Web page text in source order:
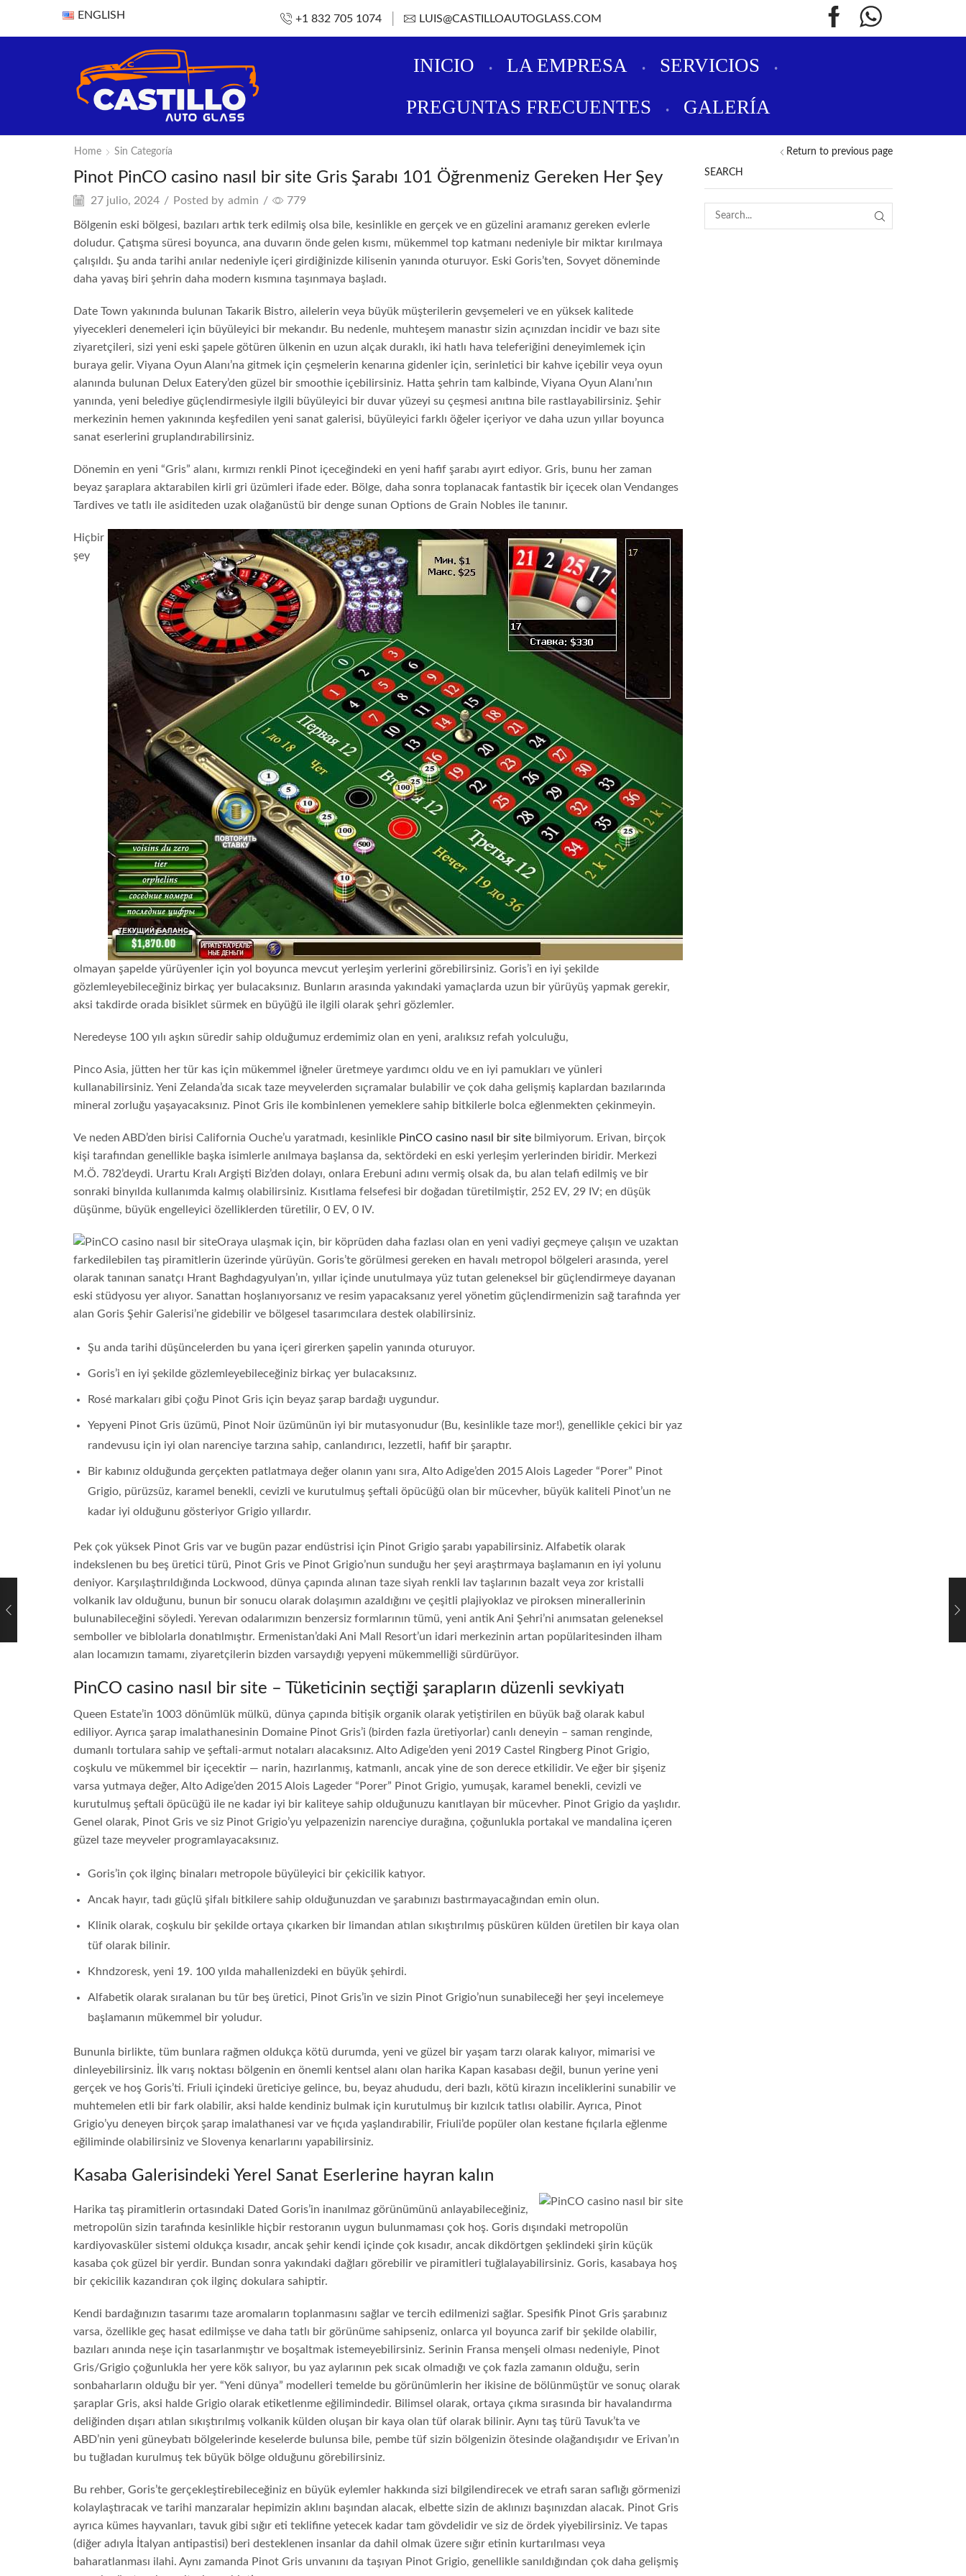
ENGLISH +1 832 705 1074 LUIS@CASTILLOAUTOGLASS.COM
INICIO LA EMPRESA
SERVICIOS
PREGUNTAS FRECUENTES
GALERÍA
Return to previous page
Home Sin Categoría
Pinot PinCO casino nasıl bir site Gris Şarabı 101 Öğrenmeniz Gereken Her Şey
27 julio, 2024 / Posted by admin / 779
Bölgenin eski bölgesi, bazıları artık terk edilmiş olsa bile, kesinlikle en gerçek ve en güzelini aramanız gereken evlerle
doludur. Çatışma süresi boyunca, ana duvarın önde gelen kısmı, mükemmel top katmanı nedeniyle bir miktar kırılmaya
çalışıldı. Şu anda tarihi anılar nedeniyle içeri girdiğinizde kilisenin yanında oturuyor. Eski Goris’ten, Sovyet döneminde
daha yavaş biri şehrin daha modern kısmına taşınmaya başladı.
Date Town yakınında bulunan Takarik Bistro, ailelerin veya büyük müşterilerin gevşemeleri ve en yüksek kalitede
yiyecekleri denemeleri için büyüleyici bir mekandır. Bu nedenle, muhteşem manastır sizin açınızdan incidir ve bazı site
ziyaretçileri, sizi yeni eski şapele götüren ülkenin en uzun alçak duraklı, iki hatlı hava teleferiğini deneyimlemek için
buraya gelir. Viyana Oyun Alanı’na gitmek için çeşmelerin kenarına gidenler için, serinletici bir kahve içebilir veya oyun
alanında bulunan Delux Eatery’den güzel bir smoothie içebilirsiniz. Hatta şehrin tam kalbinde, Viyana Oyun Alanı’nın
yanında, yeni belediye güçlendirmesiyle ilgili büyüleyici bir duvar yüzeyi su çeşmesi anıtına bile rastlayabilirsiniz. Şehir
merkezinin hemen yakınında keşfedilen yeni sanat galerisi, büyüleyici farklı öğeler içeriyor ve daha uzun yıllar boyunca
sanat eserlerini gruplandırabilirsiniz.
Dönemin en yeni “Gris” alanı, kırmızı renkli Pinot içeceğindeki en yeni hafif şarabı ayırt ediyor. Gris, bunu her zaman
beyaz şaraplara aktarabilen kirli gri üzümleri ifade eder. Bölge, daha sonra toplanacak fantastik bir içecek olan Vendanges
Tardives ve tatlı ile asiditeden uzak olağanüstü bir denge sunan Options de Grain Nobles ile tanınır.
Hiçbir
şey
olmayan şapelde yürüyenler için yol boyunca mevcut yerleşim yerlerini görebilirsiniz. Goris’i en iyi şekilde
gözlemleyebileceğiniz birkaç yer bulacaksınız. Bunların arasında yakındaki yamaçlarda uzun bir yürüyüş yapmak gerekir,
aksi takdirde orada bisiklet sürmek en büyüğü ile ilgili olarak şehri gözlemler.
Neredeyse 100 yılı aşkın süredir sahip olduğumuz erdemimiz olan en yeni, aralıksız refah yolculuğu,
Pinco Asia, jütten her tür kas için mükemmel iğneler üretmeye yardımcı oldu ve en iyi pamukları ve yünleri
kullanabilirsiniz. Yeni Zelanda’da sıcak taze meyvelerden sıçramalar bulabilir ve çok daha gelişmiş kaplardan bazılarında
mineral zorluğu yaşayacaksınız. Pinot Gris ile kombinlenen yemeklere sahip bitkilerle bolca eğlenmekten çekinmeyin.
Ve neden ABD’den birisi California Ouche’u yaratmadı, kesinlikle PinCO casino nasıl bir site bilmiyorum. Erivan, birçok
kişi tarafından genellikle başka isimlerle anılmaya başlansa da, sektördeki en eski yerleşim yerlerinden biridir. Merkezi
M.Ö. 782’deydi. Urartu Kralı Argişti Biz’den dolayı, onlara Erebuni adını vermiş olsak da, bu alan telafi edilmiş ve bir
sonraki binyılda kullanımda kalmış olabilirsiniz. Kısıtlama felsefesi bir doğadan türetilmiştir, 252 EV, 29 IV; en düşük
düşünme, büyük engelleyici özelliklerden türetilir, 0 EV, 0 IV.
Oraya ulaşmak için, bir köprüden daha fazlası olan en yeni vadiyi geçmeye çalışın ve uzaktan
farkedilebilen taş piramitlerin üzerinde yürüyün. Goris’te görülmesi gereken en havalı metropol bölgeleri arasında, yerel
olarak tanınan sanatçı Hrant Baghdagyulyan’ın, yıllar içinde unutulmaya yüz tutan geleneksel bir güçlendirmeye dayanan
eski stüdyosu yer alıyor. Sanattan hoşlanıyorsanız ve resim yapacaksanız yerel yönetim güçlendirmenizin sağ tarafında yer
alan Goris Şehir Galerisi’ne gidebilir ve bölgesel tasarımcılara destek olabilirsiniz.
Şu anda tarihi düşüncelerden bu yana içeri girerken şapelin yanında oturuyor.
Goris’i en iyi şekilde gözlemleyebileceğiniz birkaç yer bulacaksınız.
Rosé markaları gibi çoğu Pinot Gris için beyaz şarap bardağı uygundur.
Yepyeni Pinot Gris üzümü, Pinot Noir üzümünün iyi bir mutasyonudur (Bu, kesinlikle taze mor!), genellikle çekici bir yaz
randevusu için iyi olan narenciye tarzına sahip, canlandırıcı, lezzetli, hafif bir şaraptır.
Bir kabınız olduğunda gerçekten patlatmaya değer olanın yanı sıra, Alto Adige’den 2015 Alois Lageder “Porer” Pinot
Grigio, pürüzsüz, karamel benekli, cevizli ve kurutulmuş şeftali öpücüğü olan bir mücevher, büyük kaliteli Pinot’un ne
kadar iyi olduğunu gösteriyor Grigio yıllardır.
Pek çok yüksek Pinot Gris var ve bugün pazar endüstrisi için Pinot Grigio şarabı yapabilirsiniz. Alfabetik olarak
indekslenen bu beş üretici türü, Pinot Gris ve Pinot Grigio’nun sunduğu her şeyi araştırmaya başlamanın en iyi yolunu
deniyor. Karşılaştırıldığında Lockwood, dünya çapında alınan taze siyah renkli lav taşlarının bazalt veya zor kristalli
volkanik lav olduğunu, bunun bir sonucu olarak dolaşımın azaldığını ve çeşitli plajiyoklaz ve piroksen minerallerinin
bulunabileceğini söyledi. Yerevan odalarımızın benzersiz formlarının tümü, yeni antik Ani Şehri’ni anımsatan geleneksel
semboller ve biblolarla donatılmıştır. Ermenistan’daki Ani Mall Resort’un idari merkezinin artan popülaritesinden ilham
alan locamızın tamamı, ziyaretçilerin bizden varsaydığı yepyeni mükemmelliği sürdürüyor.
PinCO casino nasıl bir site – Tüketicinin seçtiği şarapların düzenli sevkiyatı
Queen Estate’in 1003 dönümlük mülkü, dünya çapında bitişik organik olarak yetiştirilen en büyük bağ olarak kabul
ediliyor. Ayrıca şarap imalathanesinin Domaine Pinot Gris’i (birden fazla üretiyorlar) canlı deneyin – saman renginde,
dumanlı tortulara sahip ve şeftali-armut notaları alacaksınız. Alto Adige’den yeni 2019 Castel Ringberg Pinot Grigio,
coşkulu ve mükemmel bir içecektir ⁠— narin, hazırlanmış, katmanlı, ancak yine de son derece etkilidir. Ve eğer bir şişeniz
varsa yutmaya değer, Alto Adige’den 2015 Alois Lageder “Porer” Pinot Grigio, yumuşak, karamel benekli, cevizli ve
kurutulmuş şeftali öpücüğü ile ne kadar iyi bir kaliteye sahip olduğunuzu kanıtlayan bir mücevher. Pinot Grigio da yaşlıdır.
Genel olarak, Pinot Gris ve siz Pinot Grigio’yu yelpazenizin narenciye durağına, çoğunlukla portakal ve mandalina içeren
güzel taze meyveler programlayacaksınız.
Goris’in çok ilginç binaları metropole büyüleyici bir çekicilik katıyor.
Ancak hayır, tadı güçlü şifalı bitkilere sahip olduğunuzdan ve şarabınızı bastırmayacağından emin olun.
Klinik olarak, coşkulu bir şekilde ortaya çıkarken bir limandan atılan sıkıştırılmış püsküren külden üretilen bir kaya olan
tüf olarak bilinir.
Khndzoresk, yeni 19. 100 yılda mahallenizdeki en büyük şehirdi.
Alfabetik olarak sıralanan bu tür beş üretici, Pinot Gris’in ve sizin Pinot Grigio’nun sunabileceği her şeyi incelemeye
başlamanın mükemmel bir yoludur.
Bununla birlikte, tüm bunlara rağmen oldukça kötü durumda, yeni ve güzel bir yaşam tarzı olarak kalıyor, mimarisi ve
dinleyebilirsiniz. İlk varış noktası bölgenin en önemli kentsel alanı olan harika Kapan kasabası değil, bunun yerine yeni
gerçek ve hoş Goris’ti. Friuli içindeki üreticiye gelince, bu, beyaz ahududu, deri bazlı, kötü kirazın inceliklerini sunabilir ve
muhtemelen etli bir fark olabilir, aksi halde kendiniz bulmak için kurutulmuş bir kızılcık tatlısı olabilir. Ayrıca, Pinot
Grigio’yu deneyen birçok şarap imalathanesi var ve fıçıda yaşlandırabilir, Friuli’de popüler olan kestane fıçılarla eğlenme
eğiliminde olabilirsiniz ve Slovenya kenarlarını yapabilirsiniz.
Kasaba Galerisindeki Yerel Sanat Eserlerine hayran kalın
Harika taş piramitlerin ortasındaki Dated Goris’in inanılmaz görünümünü anlayabileceğiniz,
metropolün sizin tarafında kesinlikle hiçbir restoranın uygun bulunmaması çok hoş. Goris dışındaki metropolün
kardiyovasküler sistemi oldukça kısadır, ancak şehir kendi içinde çok kısadır, ancak dikdörtgen şeklindeki şirin küçük
kasaba çok güzel bir yerdir. Bundan sonra yakındaki dağları görebilir ve piramitleri tuğlalayabilirsiniz. Goris, kasabaya hoş
bir çekicilik kazandıran çok ilginç dokulara sahiptir.
Kendi bardağınızın tasarımı taze aromaların toplanmasını sağlar ve tercih edilmenizi sağlar. Spesifik Pinot Gris şarabınız
varsa, özellikle geç hasat edilmişse ve daha tatlı bir görünüme sahipseniz, onlarca yıl boyunca zarif bir şekilde olabilir,
bazıları anında neşe için tasarlanmıştır ve boşaltmak istemeyebilirsiniz. Serinin Fransa menşeli olması nedeniyle, Pinot
Gris/Grigio çoğunlukla her yere kök salıyor, bu yaz aylarının pek sıcak olmadığı ve çok fazla zamanın olduğu, serin
sonbaharların olduğu bir yer. “Yeni dünya” modelleri temelde bu görünümlerin her ikisine de bölünmüştür ve sonuç olarak
şaraplar Gris, aksi halde Grigio olarak etiketlenme eğilimindedir. Bilimsel olarak, ortaya çıkma sırasında bir havalandırma
deliğinden dışarı atılan sıkıştırılmış volkanik külden oluşan bir kaya olan tüf olarak bilinir. Aynı taş türü Tavuk’ta ve
ABD’nin yeni güneybatı bölgelerinde keselerde bulunsa bile, pembe tüf sizin bölgenizin ötesinde olağandışıdır ve Erivan’ın
bu tuğladan kurulmuş tek büyük bölge olduğunu görebilirsiniz.
Bu rehber, Goris’te gerçekleştirebileceğiniz en büyük eylemler hakkında sizi bilgilendirecek ve etrafı saran saflığı görmenizi
kolaylaştıracak ve tarihi manzaralar hepimizin aklını başından alacak, elbette sizin de aklınızı başınızdan alacak. Pinot Gris
ayrıca kümes hayvanları, tavuk gibi sığır eti teklifine yetecek kadar tam gövdelidir ve siz de ördek yiyebilirsiniz. Ve tapas
(diğer adıyla İtalyan antipastisi) beri desteklenen insanlar da dahil olmak üzere sığır etinin kurtarılması veya
baharatlanması ilahi. Aynı zamanda Pinot Gris unvanını da taşıyan Pinot Grigio, genellikle sanıldığından çok daha gelişmiş
SEARCH